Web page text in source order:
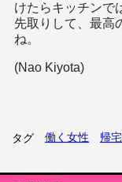
けたらキッチンで
先取りして、最高
ね。
(Nao Kiyota)
タグ 働く女性 帰